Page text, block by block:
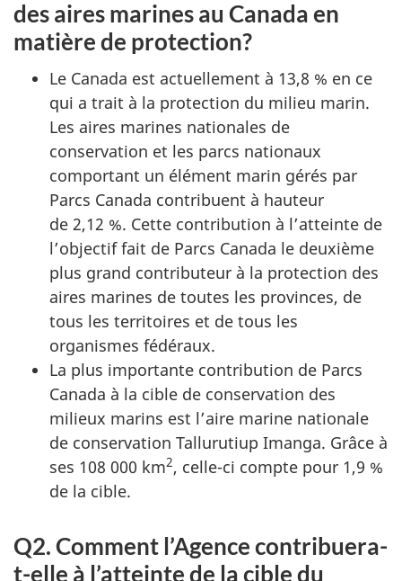
des aires marines au Canada en
matière de protection?
Le Canada est actuellement à 13,8 % en ce
qui a trait à la protection du milieu marin.
Les aires marines nationales de
conservation et les parcs nationaux
comportant un élément marin gérés par
Parcs Canada contribuent à hauteur
de 2,12 %. Cette contribution à l’atteinte de
l’objectif fait de Parcs Canada le deuxième
plus grand contributeur à la protection des
aires marines de toutes les provinces, de
tous les territoires et de tous les
organismes fédéraux.
La plus importante contribution de Parcs
Canada à la cible de conservation des
milieux marins est l’aire marine nationale
de conservation Tallurutiup Imanga. Grâce à
ses 108 000 km2, celle-ci compte pour 1,9 %
de la cible.
Q2. Comment l’Agence contribuera-
t-elle à l’atteinte de la cible du